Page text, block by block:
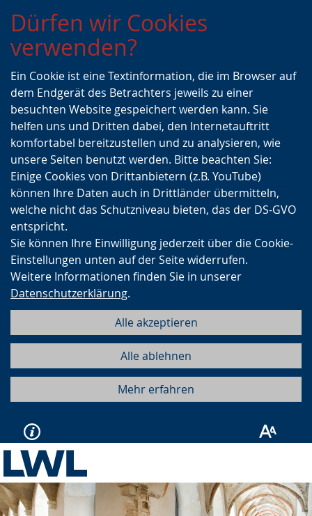
Zur
Hauptnavigation
Zur
Seitennavigation
Zum
Inhalt
Dürfen wir Cookies
verwenden?
Ein Cookie ist eine Textinformation, die im Browser auf
dem Endgerät des Betrachters jeweils zu einer
besuchten Website gespeichert werden kann. Sie
helfen uns und Dritten dabei, den Internetauftritt
komfortabel bereitzustellen und zu analysieren, wie
unsere Seiten benutzt werden. Bitte beachten Sie:
Einige Cookies von Drittanbietern (z.B. YouTube)
können Ihre Daten auch in Drittländer übermitteln,
welche nicht das Schutzniveau bieten, das der DS-GVO
entspricht.
Sie können Ihre Einwilligung jederzeit über die Cookie-
Einstellungen unten auf der Seite widerrufen.
Weitere Informationen finden Sie in unserer
Datenschutzerklärung.
Alle akzeptieren
Alle ablehnen
Mehr erfahren